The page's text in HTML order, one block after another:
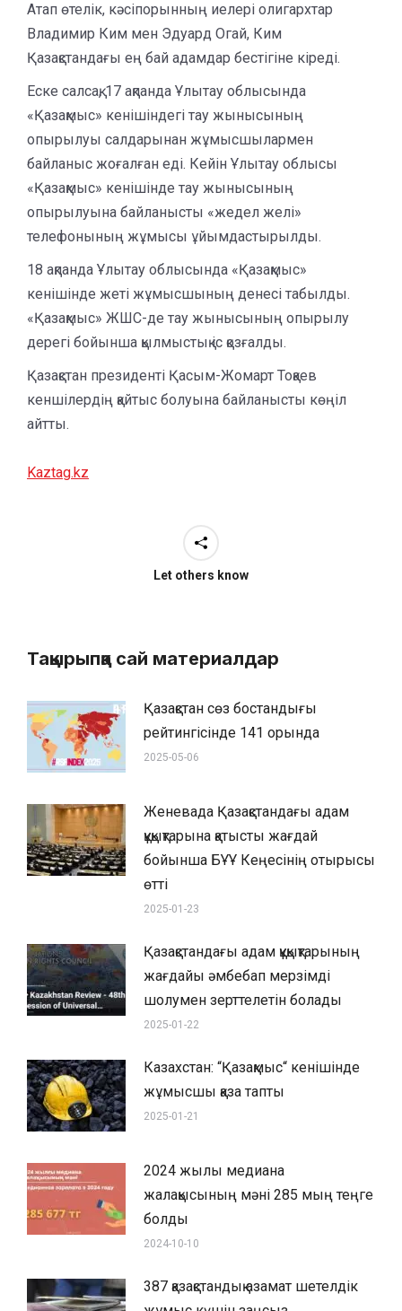
Атап өтелік, кәсіпорынның иелері олигархтар
Владимир Ким мен Эдуард Огай, Ким
Қазақстандағы ең бай адамдар бестігіне кіреді.
Еске салсақ, 17 ақпанда Ұлытау облысында
«Қазақмыс» кенішіндегі тау жынысының
опырылуы салдарынан жұмысшылармен
байланыс жоғалған еді. Кейін Ұлытау облысы
«Қазақмыс» кенішінде тау жынысының
опырылуына байланысты «жедел желі»
телефонының жұмысы ұйымдастырылды.
18 ақпанда Ұлытау облысында «Қазақмыс»
кенішінде жеті жұмысшының денесі табылды.
«Қазақмыс» ЖШС-де тау жынысының опырылу
дерегі бойынша қылмыстық іс қозғалды.
Қазақстан президенті Қасым-Жомарт Тоқаев
кеншілердің қайтыс болуына байланысты көңіл
айтты.
Kaztag.kz
Let others know
Тақырыпқа сай материалдар
Қазақстан сөз бостандығы
рейтингісінде 141 орында
2025-05-06
Женевада Қазақстандағы адам
құқықтарына қатысты жағдай
бойынша БҰҰ Кеңесінің отырысы
өтті
2025-01-23
Қазақстандағы адам құқықтарының
жағдайы әмбебап мерзімді
шолумен зерттелетін болады
2025-01-22
Казахстан: “Қазақмыс“ кенішінде
жұмысшы қаза тапты
2025-01-21
2024 жылы медиана
жалақысының мәні 285 мың теңге
болды
2024-10-10
387 қазақстандық азамат шетелдік